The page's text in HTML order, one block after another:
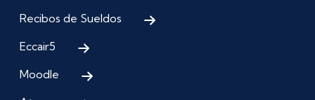
Recibos de Sueldos
Eccair5
Moodle